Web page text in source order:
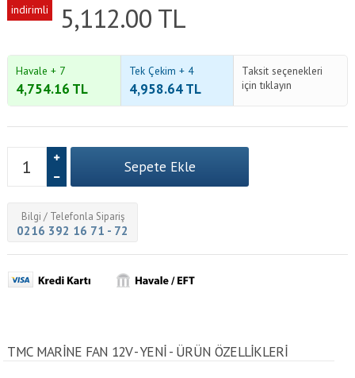
indirimli 5,112.00 TL
Havale + 7
4,754.16 TL
Tek Çekim + 4
4,958.64TL
Taksit seçenekleri
için tıklayın
Bilgi / Telefonla Sipariş
0216 392 16 71 - 72
TMC MARİNE FAN 12V - YENİ - ÜRÜN ÖZELLİKLERİ